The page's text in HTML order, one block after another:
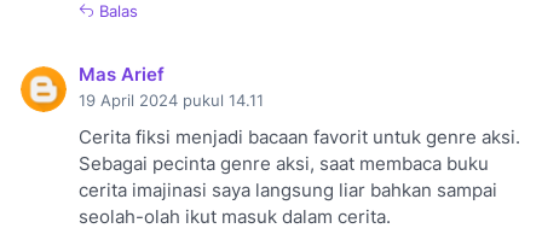
Balas
Mas Arief
19 April 2024 pukul 14.11
Cerita fiksi menjadi bacaan favorit untuk genre aksi.
Sebagai pecinta genre aksi, saat membaca buku
cerita imajinasi saya langsung liar bahkan sampai
seolah-olah ikut masuk dalam cerita.